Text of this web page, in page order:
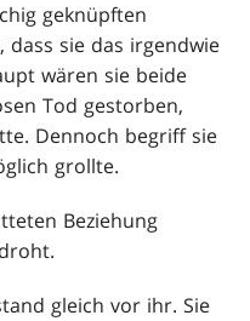
geknüpften
dass sie das irgendwie
wären sie beide
Tod gestorben,
Dennoch begriff sie
grollte.
Beziehung
gleich vor ihr. Sie